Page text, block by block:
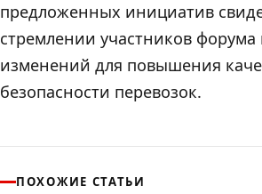
предложенных инициатив
стремлении участников
изменений для повышения
безопасности перевозок.
ПОХОЖИЕ СТАТЬИ